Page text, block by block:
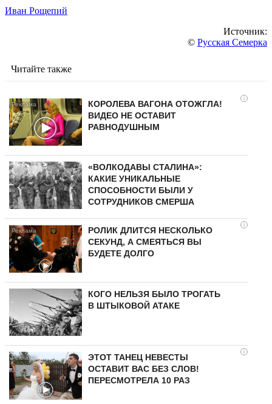
Иван Рощепий
Источник:
© Русская Семерка
Читайте также
i
КОРОЛЕВА ВАГОНА ОТОЖГЛА!
ВИДЕО НЕ ОСТАВИТ
РАВНОДУШНЫМ
«ВОЛКОДАВЫ СТАЛИНА»:
КАКИЕ УНИКАЛЬНЫЕ
СПОСОБНОСТИ БЫЛИ У
СОТРУДНИКОВ СМЕРША
i
РОЛИК ДЛИТСЯ НЕСКОЛЬКО
СЕКУНД, А СМЕЯТЬСЯ ВЫ
БУДЕТЕ ДОЛГО
КОГО НЕЛЬЗЯ БЫЛО ТРОГАТЬ
В ШТЫКОВОЙ АТАКЕ
i
ЭТОТ ТАНЕЦ НЕВЕСТЫ
ОСТАВИТ ВАС БЕЗ СЛОВ!
ПЕРЕСМОТРЕЛА 10 РАЗ